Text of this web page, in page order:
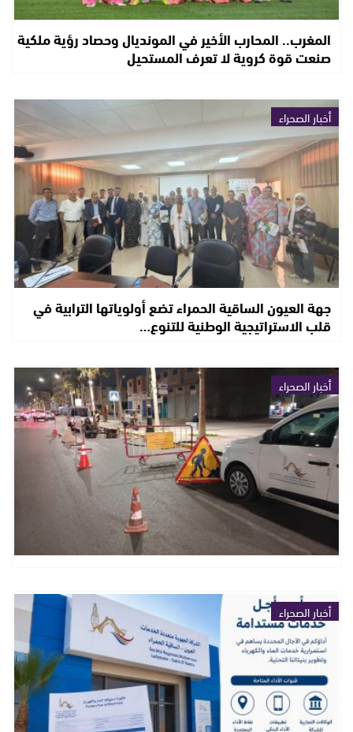
المغرب.. المحارب الأخير في المونديال وحصاد رؤية ملكية
صنعت قوة كروية لا تعرف المستحيل
أخبار الصحراء
جهة العيون الساقية الحمراء تضع أولوياتها الترابية في
قلب الاستراتيجية الوطنية للتنوع…
أخبار الصحراء
أخبار الصحراء